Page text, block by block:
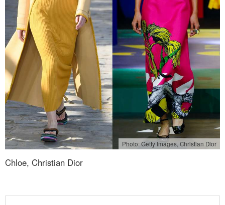
Photo: Getty Images, Christian Dior
Chloe, Christian Dior